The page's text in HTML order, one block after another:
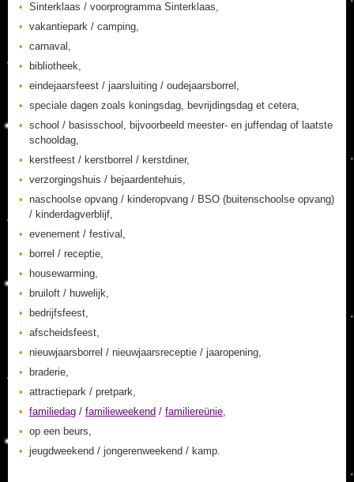
Sinterklaas / voorprogramma Sinterklaas,
vakantiepark / camping,
carnaval,
bibliotheek,
eindejaarsfeest / jaarsluiting / oudejaarsborrel,
speciale dagen zoals koningsdag, bevrijdingsdag et cetera,
school / basisschool, bijvoorbeeld meester- en juffendag of laatste
schooldag,
kerstfeest / kerstborrel / kerstdiner,
verzorgingshuis / bejaardentehuis,
naschoolse opvang / kinderopvang / BSO (buitenschoolse opvang)
/ kinderdagverblijf,
evenement / festival,
borrel / receptie,
housewarming,
bruiloft / huwelijk,
bedrijfsfeest,
afscheidsfeest,
nieuwjaarsborrel / nieuwjaarsreceptie / jaaropening,
braderie,
attractiepark / pretpark,
familiedag / familieweekend / familiereünie,
op een beurs,
jeugdweekend / jongerenweekend / kamp.